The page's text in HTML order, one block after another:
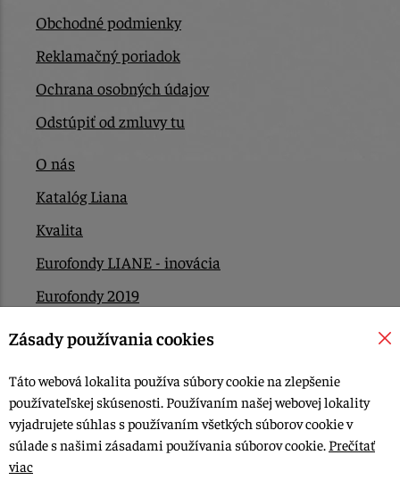
Obchodné podmienky
Reklamačný poriadok
Ochrana osobných údajov
Odstúpiť od zmluvy tu
O nás
Katalóg Liana
Kvalita
Eurofondy LIANE - inovácia
Eurofondy 2019
Eurofondy 2022/2023
Kontakt
© 2015-2026, LIANA GOLIAŠ s.r.o. všetky práva vyhradené.
Upraviť nastavenia Cookies
Zásady používania cookies
Táto webová lokalita používa súbory cookie na zlepšenie
používateľskej skúsenosti. Používaním našej webovej lokality
vyjadrujete súhlas s používaním všetkých súborov cookie v
súlade s našimi zásadami používania súborov cookie. Prečítať
viac